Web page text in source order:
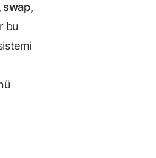
swap,
bu